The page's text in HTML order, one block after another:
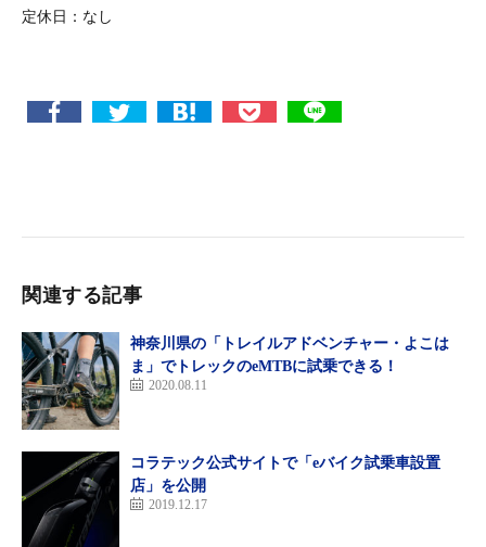
定休日：なし
関連する記事
神奈川県の「トレイルアドベンチャー・よこは
ま」でトレックのeMTBに試乗できる！
2020.08.11
コラテック公式サイトで「eバイク試乗車設置
店」を公開
2019.12.17